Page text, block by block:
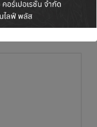
be published.